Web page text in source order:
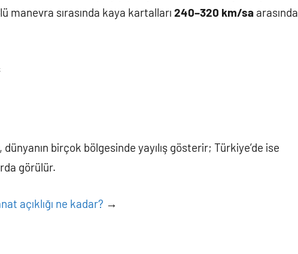
manevra sırasında kaya kartalları 240–320 km/sa arasında
birçok bölgesinde yayılış gösterir; Türkiye’de ise
görülür.
açıklığı ne kadar? →